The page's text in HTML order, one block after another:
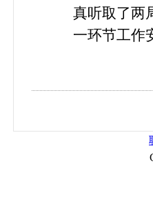
真听取了两
一环节工作